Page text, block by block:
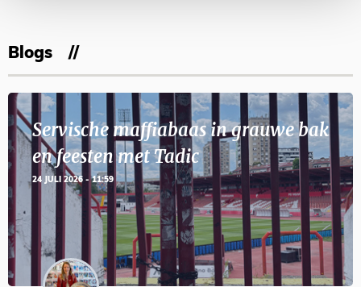
Blogs
Servische maffiabaas in grauwe bak
en feesten met Tadic
24 JULI 2026 - 11:59